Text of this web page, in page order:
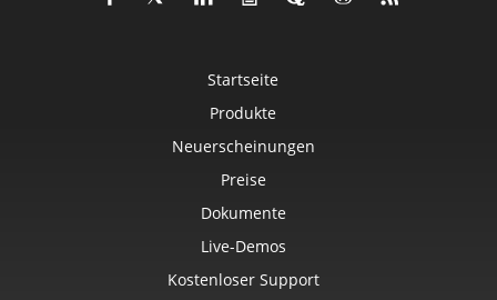
Startseite
Produkte
Neuerscheinungen
Preise
Dokumente
Live-Demos
Kostenloser Support